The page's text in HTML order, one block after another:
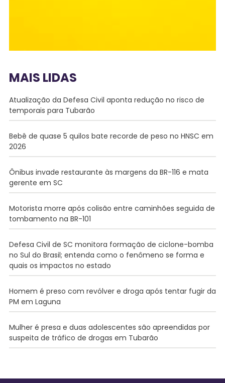
MAIS LIDAS
Atualização da Defesa Civil aponta redução no risco de
temporais para Tubarão
Bebê de quase 5 quilos bate recorde de peso no HNSC em
2026
Ônibus invade restaurante às margens da BR-116 e mata
gerente em SC
Motorista morre após colisão entre caminhões seguida de
tombamento na BR-101
Defesa Civil de SC monitora formação de ciclone-bomba
no Sul do Brasil; entenda como o fenômeno se forma e
quais os impactos no estado
Homem é preso com revólver e droga após tentar fugir da
PM em Laguna
Mulher é presa e duas adolescentes são apreendidas por
suspeita de tráfico de drogas em Tubarão